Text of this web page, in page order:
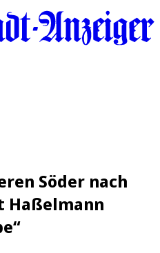
Söder nach
Haßelmann